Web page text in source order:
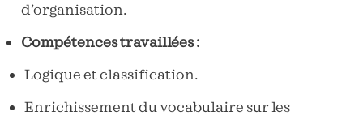
d’organisation.
Compétences travaillées :
Logique et classification.
Enrichissement du vocabulaire sur les